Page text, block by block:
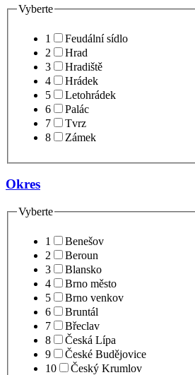
Vyberte
1
Feudální sídlo
2
Hrad
3
Hradiště
4
Hrádek
5
Letohrádek
6
Palác
7
Tvrz
8
Zámek
Okres
Vyberte
1
Benešov
2
Beroun
3
Blansko
4
Brno město
5
Brno venkov
6
Bruntál
7
Břeclav
8
Česká Lípa
9
České Budějovice
10
Český Krumlov